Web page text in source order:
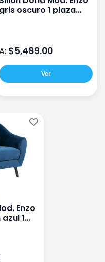
gris oscuro 1 plaza
$5,489.00
Ver
Enzo
1